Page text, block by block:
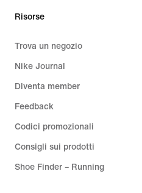
Risorse
Trova un negozio
Nike Journal
Diventa member
Feedback
Codici promozionali
Consigli sui prodotti
Shoe Finder – Running